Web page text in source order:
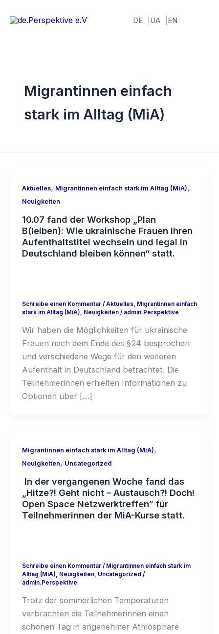
Inhalt
DE UA EN
Migrantinnen einfach
stark im Alltag (MiA)
Aktuelles, Migrantinnen einfach stark im Alltag (MiA),
Neuigkeiten
10.07 fand der Workshop „Plan
B(leiben): Wie ukrainische Frauen ihren
Aufenthaltstitel wechseln und legal in
Deutschland bleiben können“ statt.
Schreibe einen Kommentar /Aktuelles, Migrantinnen einfach
stark im Alltag (MiA)
Neuigkeiten/ admin.Perspektive
Wir haben die Möglichkeiten für ukrainische
Frauen nach dem Ende des §24 besprochen
und verschiedene Wege für den weiteren
Aufenthalt in Deutschland betrachtet. Die
Teilnehmerinnen erhielten Informationen zu
Optionen über […]
Migrantinnen einfach stark im Alltag (MiA),
Neuigkeiten, Uncategorized
In der vergangenen Woche fand das
„Hitze?! Geht nicht – Austausch?! Doch!
Open Space Netzwerktreffen“ für
Teilnehmerinnen der MiA-Kurse statt.
Schreibe einen Kommentar / Migrantinnen einfach stark im
Alltag (MiA)
Neuigkeiten, Uncategorized /
admin.Perspektive
Trotz der sommerlichen Temperaturen
verbrachten die Teilnehmerinnen einen
schönen Tag in angenehmer Atmosphäre